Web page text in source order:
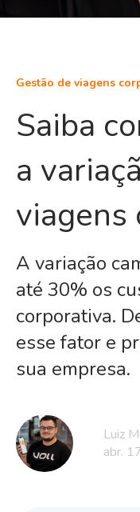
Gestão de viagens
Saiba
a
viagens
A variação
até 30% os
corporativa.
esse fator e
sua empresa.
Luiz
abr.